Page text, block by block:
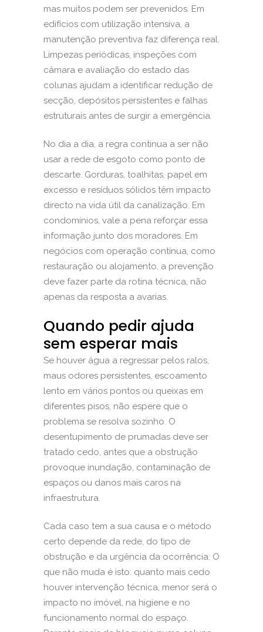
mas muitos podem ser prevenidos. Em
edifícios com utilização intensiva, a
manutenção preventiva faz diferença real.
Limpezas periódicas, inspeções com
câmara e avaliação do estado das
colunas ajudam a identificar redução de
secção, depósitos persistentes e falhas
estruturais antes de surgir a emergência.
No dia a dia, a regra continua a ser não
usar a rede de esgoto como ponto de
descarte. Gorduras, toalhitas, papel em
excesso e resíduos sólidos têm impacto
directo na vida útil da canalização. Em
condomínios, vale a pena reforçar essa
informação junto dos moradores. Em
negócios com operação contínua, como
restauração ou alojamento, a prevenção
deve fazer parte da rotina técnica, não
apenas da resposta a avarias.
Quando pedir ajuda
sem esperar mais
Se houver água a regressar pelos ralos,
maus odores persistentes, escoamento
lento em vários pontos ou queixas em
diferentes pisos, não espere que o
problema se resolva sozinho. O
desentupimento de prumadas deve ser
tratado cedo, antes que a obstrução
provoque inundação, contaminação de
espaços ou danos mais caros na
infraestrutura.
Cada caso tem a sua causa e o método
certo depende da rede, do tipo de
obstrução e da urgência da ocorrência. O
que não muda é isto: quanto mais cedo
houver intervenção técnica, menor será o
impacto no imóvel, na higiene e no
funcionamento normal do espaço.